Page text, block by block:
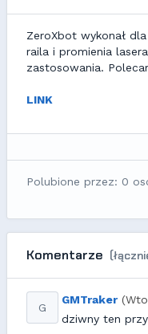
ZeroXbot wykonał
raila i promienia
zastosowania.
LINK
Polubione przez: 0
Komentarze
G
GMTraker
dziwny ten